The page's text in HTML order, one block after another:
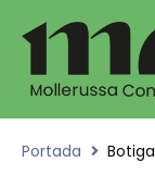
Portada Botiga